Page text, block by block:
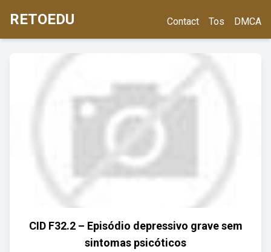
RETOEDU Contact Tos DMCA
CID F32.2 – Episódio depressivo grave sem
sintomas psicóticos